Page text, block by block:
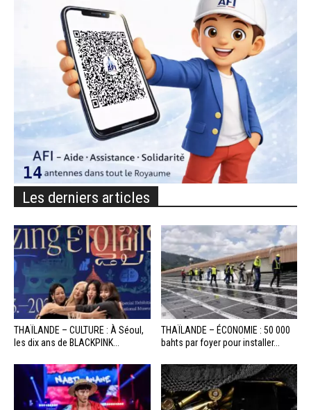
Les derniers articles
THAÏLANDE – CULTURE : À Séoul,
les dix ans de BLACKPINK...
THAÏLANDE – ÉCONOMIE : 50 000
bahts par foyer pour installer...